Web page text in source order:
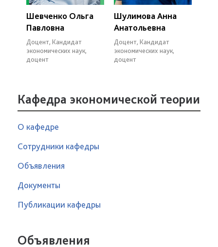
Шевченко Ольга
Павловна
Доцент, Кандидат
экономических наук,
доцент
Шулимова Анна
Анатольевна
Доцент, Кандидат
экономических наук,
доцент
Кафедра экономической теории
О кафедре
Сотрудники кафедры
Объявления
Документы
Публикации кафедры
Объявления